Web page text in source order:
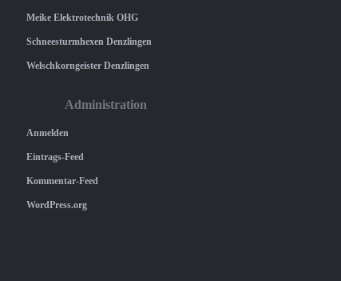
Meike Elektrotechnik OHG
Schneesturmhexen Denzlingen
Welschkorngeister Denzlingen
Administration
Anmelden
Eintrags-Feed
Kommentar-Feed
WordPress.org